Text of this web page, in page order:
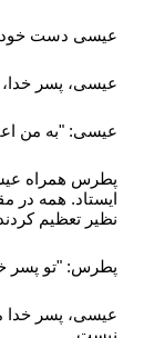
عیسی دست خود
عیسی، پسر
عیسی: "به من
پطرس همراه
ایستاد. همه در
نظیر تعظیم
پطرس: "تو پسر
عیسی، پسر خدا
نیست.